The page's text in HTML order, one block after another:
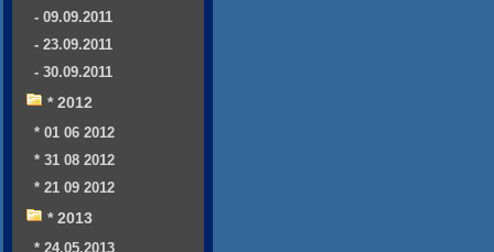
- 09.09.2011
- 23.09.2011
- 30.09.2011
* 2012
* 01 06 2012
* 31 08 2012
* 21 09 2012
* 2013
* 24.05.2013